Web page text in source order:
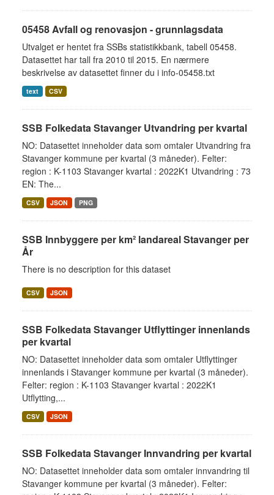
05458 Avfall og renovasjon - grunnlagsdata
Utvalget er hentet fra SSBs statistikkbank, tabell 05458.
Datasettet har tall fra 2010 til 2015. En nærmere
beskrivelse av datasettet finner du i info-05458.txt
text CSV
SSB Folkedata Stavanger Utvandring per kvartal
NO: Datasettet inneholder data som omtaler Utvandring fra
Stavanger kommune per kvartal (3 måneder). Felter:
region : K-1103 Stavanger kvartal : 2022K1 Utvandring : 73
EN: The...
CSV JSON PNG
SSB Innbyggere per km² landareal Stavanger per
År
There is no description for this dataset
CSV JSON
SSB Folkedata Stavanger Utflyttinger innenlands
per kvartal
NO: Datasettet inneholder data som omtaler Utflyttinger
innenlands i Stavanger kommune per kvartal (3 måneder).
Felter: region : K-1103 Stavanger kvartal : 2022K1
Utflytting,...
CSV JSON
SSB Folkedata Stavanger Innvandring per kvartal
NO: Datasettet inneholder data som omtaler innvandring til
Stavanger kommune per kvartal (3 måneder). Felter: